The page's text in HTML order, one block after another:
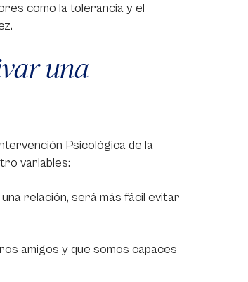
como la tolerancia y el
una
Psicológica de la
variables:
relación, será más fácil evitar
amigos y que somos capaces